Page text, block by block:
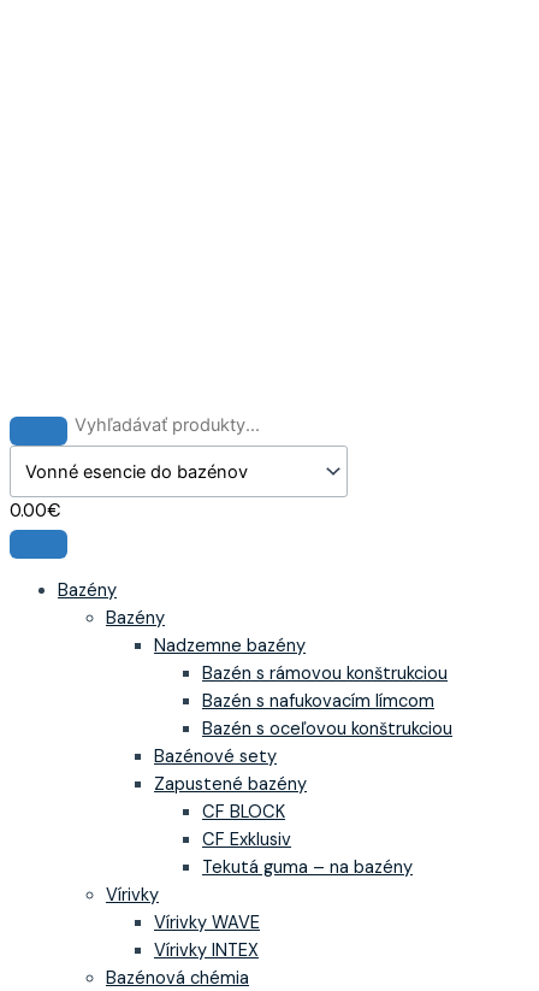
0.00€
Bazény
Bazény
Nadzemne bazény
Bazén s rámovou konštrukciou
Bazén s nafukovacím límcom
Bazén s oceľovou konštrukciou
Bazénové sety
Zapustené bazény
CF BLOCK
CF Exklusiv
Tekutá guma – na bazény
Vírivky
Vírivky WAVE
Vírivky INTEX
Bazénová chémia